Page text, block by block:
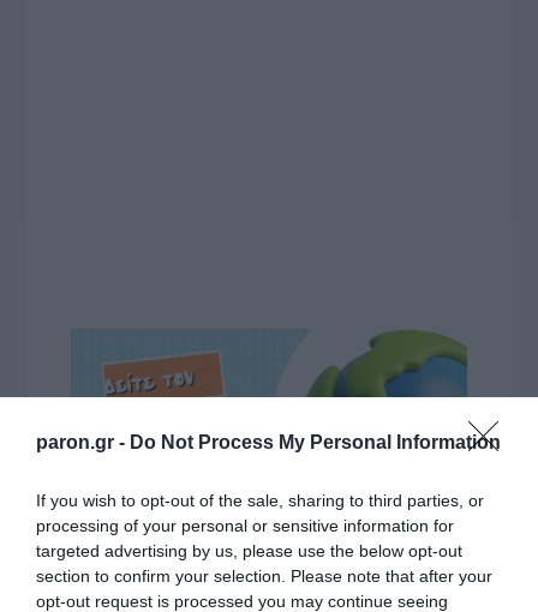
paron.gr - Do Not Process My Personal Information
If you wish to opt-out of the sale, sharing to third parties, or
processing of your personal or sensitive information for
targeted advertising by us, please use the below opt-out
section to confirm your selection. Please note that after your
opt-out request is processed you may continue seeing
ΔΙΑΒΆΣΤΕ ΣΤΟ «Π»